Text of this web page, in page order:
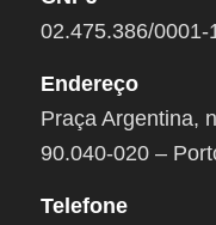
02.475.386/0001-
Endereço
Praça Argentina,
90.040-020 –
Telefone